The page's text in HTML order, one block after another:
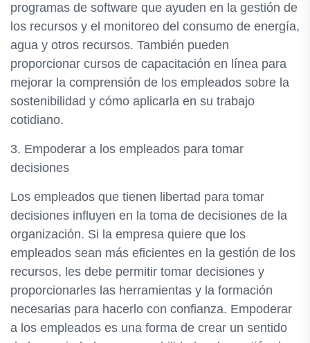
programas de software que ayuden en la gestión de
los recursos y el monitoreo del consumo de energía,
agua y otros recursos. También pueden
proporcionar cursos de capacitación en línea para
mejorar la comprensión de los empleados sobre la
sostenibilidad y cómo aplicarla en su trabajo
cotidiano.
3. Empoderar a los empleados para tomar
decisiones
Los empleados que tienen libertad para tomar
decisiones influyen en la toma de decisiones de la
organización. Si la empresa quiere que los
empleados sean más eficientes en la gestión de los
recursos, les debe permitir tomar decisiones y
proporcionarles las herramientas y la formación
necesarias para hacerlo con confianza. Empoderar
a los empleados es una forma de crear un sentido